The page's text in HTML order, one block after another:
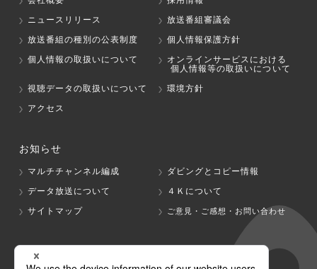
ニュースリリース
放送番組審議会
放送番組の種別の公表制度
個人情報保護方針
個人情報の取扱いについて
オンラインサービスにおける
個人情報等の取扱いについて
視聴データの取扱いについて
環境方針
アクセス
お知らせ
マルチチャンネル編成
ダビングとコピー情報
データ放送について
４Ｋについて
サイトマップ
ご意見・ご感想・お問い合わせ
グループ会社